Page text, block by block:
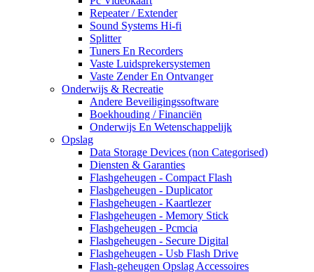
Repeater / Extender
Sound Systems Hi-fi
Splitter
Tuners En Recorders
Vaste Luidsprekersystemen
Vaste Zender En Ontvanger
Onderwijs & Recreatie
Andere Beveiligingssoftware
Boekhouding / Financiën
Onderwijs En Wetenschappelijk
Opslag
Data Storage Devices (non Categorised)
Diensten & Garanties
Flashgeheugen - Compact Flash
Flashgeheugen - Duplicator
Flashgeheugen - Kaartlezer
Flashgeheugen - Memory Stick
Flashgeheugen - Pcmcia
Flashgeheugen - Secure Digital
Flashgeheugen - Usb Flash Drive
Flash-geheugen Opslag Accessoires